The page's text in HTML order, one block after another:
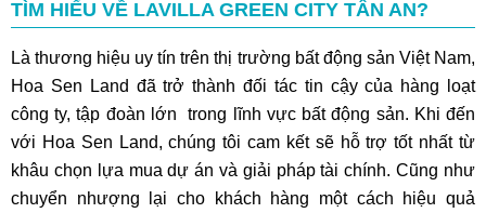
TÌM HIỂU VỀ LAVILLA GREEN CITY TÂN AN?
Là thương hiệu uy tín trên thị trường bất động sản Việt Nam,
Hoa Sen Land đã trở thành đối tác tin cậy của hàng loạt
công ty, tập đoàn lớn trong lĩnh vực bất động sản. Khi đến
với Hoa Sen Land, chúng tôi cam kết sẽ hỗ trợ tốt nhất từ
khâu chọn lựa mua dự án và giải pháp tài chính. Cũng như
chuyển nhượng lại cho khách hàng một cách hiệu quả